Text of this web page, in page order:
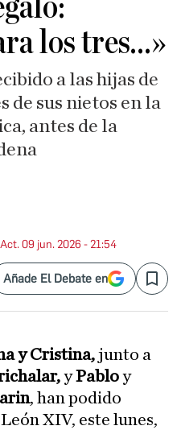
los tres…»
a las hijas de
de sus nietos en la
antes de la
Act. 09 jun. 2026 - 21:54
Añade El Debate en Save
y Cristina,junto a
yPabloy
, han podido
XIV, este lunes,